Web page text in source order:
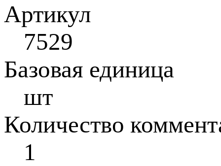
Артикул
7529
Базовая единица
шт
Количество
1